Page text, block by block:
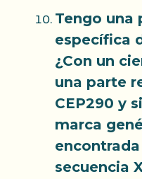
Tengo una
específica
¿Con un
una parte
CEP290 y
marca
secuencia